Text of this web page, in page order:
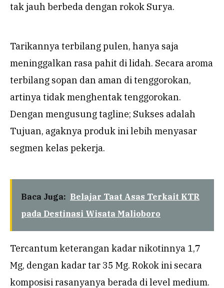
tak jauh berbeda dengan rokok Surya.
Tarikannya terbilang pulen, hanya saja
meninggalkan rasa pahit di lidah. Secara aroma
terbilang sopan dan aman di tenggorokan,
artinya tidak menghentak tenggorokan.
Dengan mengusung tagline; Sukses adalah
Tujuan, agaknya produk ini lebih menyasar
segmen kelas pekerja.
Baca Juga: Belajar Taat Asas Terkait KTR
pada Destinasi Wisata Malioboro
Tercantum keterangan kadar nikotinnya 1,7
Mg, dengan kadar tar 35 Mg. Rokok ini secara
komposisi rasanyanya berada di level medium.